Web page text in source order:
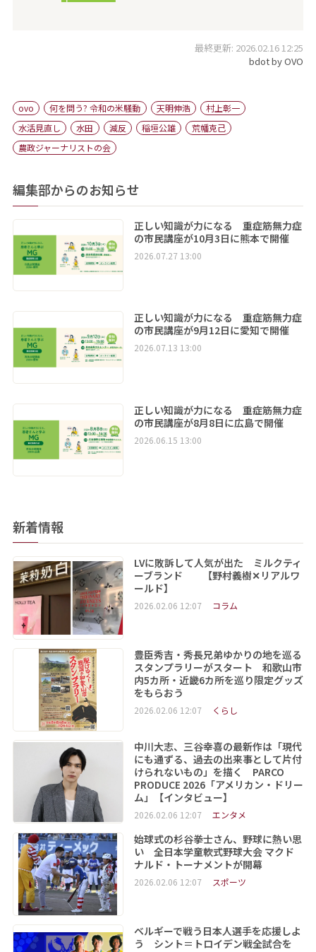
最終更新: 2026.02.16 12:25
bdot by OVO
ovo 何を問う? 令和の米騒動 天明伸浩
村上彰一
水活見直し
水田 減反 稲垣公雄
荒幡克己
農政ジャーナリストの会
編集部からのお知らせ
正しい知識が力になる 重症筋無力症
の市民講座が10月3日に熊本で開催
2026.07.27 13:00
正しい知識が力になる 重症筋無力症
の市民講座が9月12日に愛知で開催
2026.07.13 13:00
正しい知識が力になる 重症筋無力症
の市民講座が8月8日に広島で開催
2026.06.15 13:00
新着情報
LVに敗訴して人気が出た ミルクティ
ーブランド 【野村義樹✕リアルワ
ールド】
2026.02.06 12:07 コラム
豊臣秀吉・秀長兄弟ゆかりの地を巡る
スタンプラリーがスタート 和歌山市
内5カ所・近畿6カ所を巡り限定グッズ
をもらおう
2026.02.06 12:07 くらし
中川大志、三谷幸喜の最新作は「現代
にも通ずる、過去の出来事として片付
けられないもの」を描く PARCO
PRODUCE 2026「アメリカン・ドリー
ム」【インタビュー】
2026.02.06 12:07 エンタメ
始球式の杉谷拳士さん、野球に熱い思
い 全日本学童軟式野球大会 マクド
ナルド・トーナメントが開幕
2026.02.06 12:07 スポーツ
ベルギーで戦う日本人選手を応援しよ
う シント＝トロイデン戦全試合を